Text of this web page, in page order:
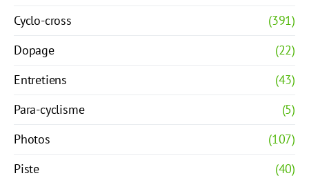
Cyclo-cross
(391)
Dopage
(22)
Entretiens
(43)
Para-cyclisme
(5)
Photos
(107)
Piste
(40)